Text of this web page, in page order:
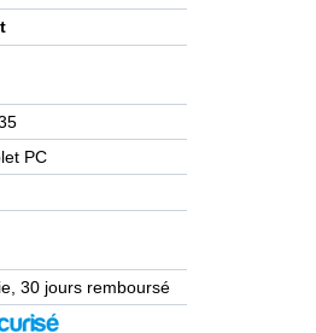
PC
30 jours remboursé